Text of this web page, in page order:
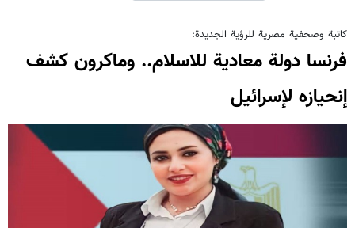
كاتبة وصحفية مصرية للرؤية الجديدة:
فرنسا دولة معادية للاسلام.. وماكرون كشف
إنحيازه لإسرائيل